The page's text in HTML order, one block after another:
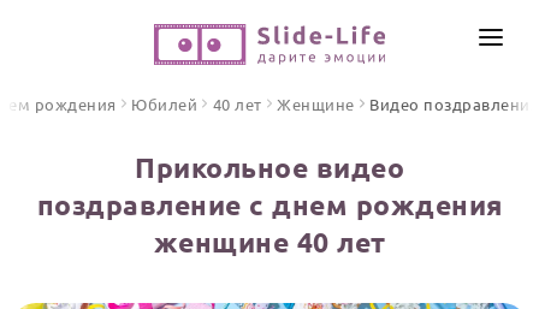
ПО ФОРМАТУ
Видео поздравления
ИНСТРУМЕНТЫ
ТЕКСТЫ И ИДЕИ
рождения Юбилей 40 лет Женщине Видео поздравления
Прикольное видео
поздравление с днем рождения
женщине 40 лет